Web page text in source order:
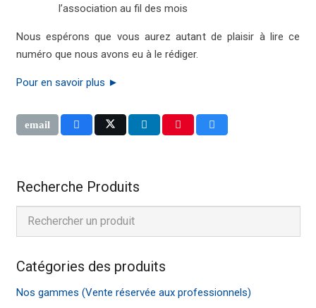
l’association au fil des mois
Nous espérons que vous aurez autant de plaisir à lire ce
numéro que nous avons eu à le rédiger.
Pour en savoir plus ►
Recherche Produits
Catégories des produits
Nos gammes (Vente réservée aux professionnels)